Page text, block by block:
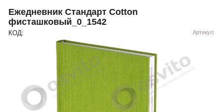
Ежедневник Стандарт Cotton
фисташковый_0_1542
КОД: Артикул: